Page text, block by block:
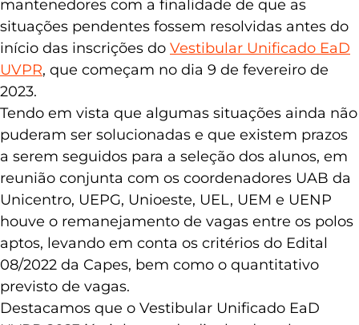
uniram esforços junto aos polos e seus
mantenedores com a finalidade de que as
situações pendentes fossem resolvidas antes do
início das inscrições doVestibular Unificado EaD
UVPR
2023.
Tendo em vista que algumas situações ainda não
puderam ser solucionadas e que existem prazos
a serem seguidos para a seleção dos alunos, em
reunião conjunta com os coordenadores UAB da
Unicentro, UEPG, Unioeste, UEL, UEM e UENP
houve o remanejamento de vagas entre os polos
aptos, levando em conta os critérios do Edital
08/2022 da Capes, bem como o quantitativo
previsto de vagas.